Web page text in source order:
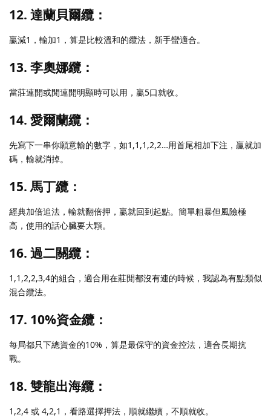
12. 達蘭貝爾纜：
贏減1，輸加1，算是比較溫和的纜法，新手蠻適合。
13. 李奧娜纜：
當莊連開或閒連開明顯時可以用，贏5口就收。
14. 愛爾蘭纜：
先寫下一串你願意輸的數字，如1,1,1,2,2…用首尾相加下注，贏就加
碼，輸就消掉。
15. 馬丁纜：
經典加倍追法，輸就翻倍押，贏就回到起點。簡單粗暴但風險極
高，使用的話心臟要大顆。
16. 過二關纜：
1,1,2,2,3,4的組合，適合用在莊閒都沒有連的時候，我認為有點類似
混合纜法。
17. 10%資金纜：
每局都只下總資金的10%，算是最保守的資金控法，適合長期抗
戰。
18. 雙龍出海纜：
1,2,4 或 4,2,1，看路選擇押法，順就繼續，不順就收。